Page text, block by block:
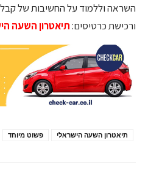
השראה וללמוד על החשיבות של
ורכישת כרטיסים:תיאטרון השעה
פשוט מיוחד תיאטרון השעה הישראלי